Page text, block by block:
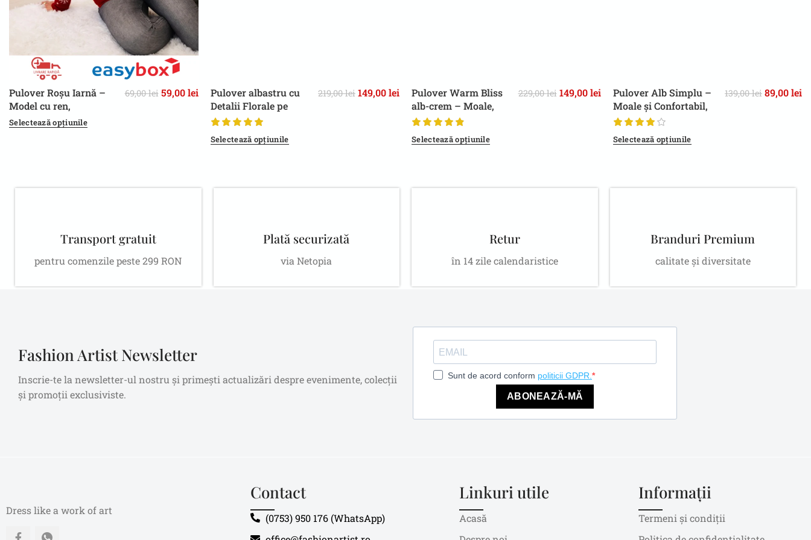
UNIVERSAL S/M
Pulover Roșu Iarnă –
Model cu ren,
Confortabil
69,00lei 59,00lei
Selectează opțiunile
S/M
Pulover albastru cu
Detalii Florale pe
Mâneci – pentru
219,00lei 149,00lei
Selectează opțiunile
L/XL S/M
Pulover Warm Bliss
alb-crem – Moale,
Design Elegant, Pentru
Toamnă/Iarnă
229,00lei 149,00lei
Selectează opțiunile
42 44
Pulover Alb Simplu –
Moale și Confortabil,
Pentru Toamnă/Iarnă
139,00lei 89,00lei
Selectează opțiunile
Transport gratuit
pentru comenzile peste 299 RON
Plată securizată
via Netopia
Retur
în 14 zile calendaristice
Branduri Premium
calitate și diversitate
Fashion Artist Newsletter
Inscrie-te la newsletter-ul nostru și primești actualizări despre evenimente, colecții
și promoții exclusiviste.
Sunt de acord conform politicii GDPR.
ABONEAZĂ-MĂ
Dress like a work of art
Contact
(0753) 950 176 (WhatsApp)
Linkuri utile
Acasă
Informații
Termeni și condiții